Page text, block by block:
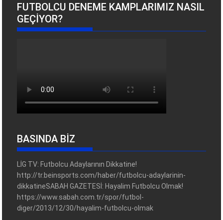
FUTBOLCU DENEME KAMPLARIMIZ NASIL
GEÇIYOR?
BASINDA BİZ
LİG TV: Futbolcu Adaylarının Dikkatine!
http://tr.beinsports.com/haber/futbolcu-adaylarinin-
dikkatineSABAH GAZETESİ: Hayalim Futbolcu Olmak!
https://www.sabah.com.tr/spor/futbol-
diger/2013/12/30/hayalim-futbolcu-olmak